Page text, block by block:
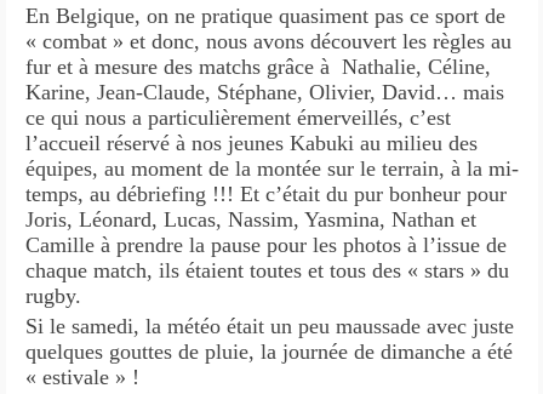
En Belgique, on ne pratique quasiment pas ce sport de
« combat » et donc, nous avons découvert les règles au
fur et à mesure des matchs grâce à Nathalie, Céline,
Karine, Jean-Claude, Stéphane, Olivier, David… mais
ce qui nous a particulièrement émerveillés, c’est
l’accueil réservé à nos jeunes Kabuki au milieu des
équipes, au moment de la montée sur le terrain, à la mi-
temps, au débriefing !!! Et c’était du pur bonheur pour
Joris, Léonard, Lucas, Nassim, Yasmina, Nathan et
Camille à prendre la pause pour les photos à l’issue de
chaque match, ils étaient toutes et tous des « stars » du
rugby.
Si le samedi, la météo était un peu maussade avec juste
quelques gouttes de pluie, la journée de dimanche a été
« estivale »